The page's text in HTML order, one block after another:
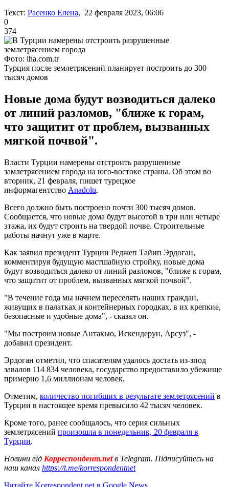
Текст: Расенко Елена, 22 февраля 2023, 06:06
0
374
Фото: iha.com.tr
Турция после землетрясений планирует построить до 300
тысяч домов
Новые дома будут возводиться далеко
от линий разломов, "ближе к горам,
что защитит от проблем, вызванных
мягкой почвой".
Власти Турции намерены отстроить разрушенные
замлетрясением города на юго-востоке страны. Об этом во
вторник, 21 февраля, пишет турецкое
информагентство Anadolu.
Всего должно быть построено почти 300 тысяч домов.
Сообщается, что новые дома будут высотой в три или четыре
этажа, их будут строить на твердой почве. Строительные
работы начнут уже в марте.
Как заявил президент Турции Реджеп Тайип Эрдоган,
комментируя будущую мастшабную стройку, новые дома
будут возводиться далеко от линий разломов, "ближе к горам,
что защитит от проблем, вызванных мягкой почвой".
"В течение года мы начнем переселять наших граждан,
живущих в палатках и контейнерных городках, в их крепкие,
безопасные и удобные дома", - сказал он.
"Мы построим новые Антакью, Искендерун, Арсуз", -
добавил президент.
Эрдоган отметил, что спасателям удалось достать из-зпод
завалов 114 834 человека, государство предоставило убежище
примерно 1,6 миллионам человек.
Отметим, количество погибших в результате землетрясений в
Турции в настоящее время превысило 42 тысяч человек.
Кроме того, ранее сообщалось, что серия сильных
землетрясений произошла в понедельник, 20 февраля в
Турции.
Новини від Корреспондент.netв Telegram. Підписуйтесь на
наш канал https://t.me/korrespondentnet
Читайте Korrespondent.net в Google News